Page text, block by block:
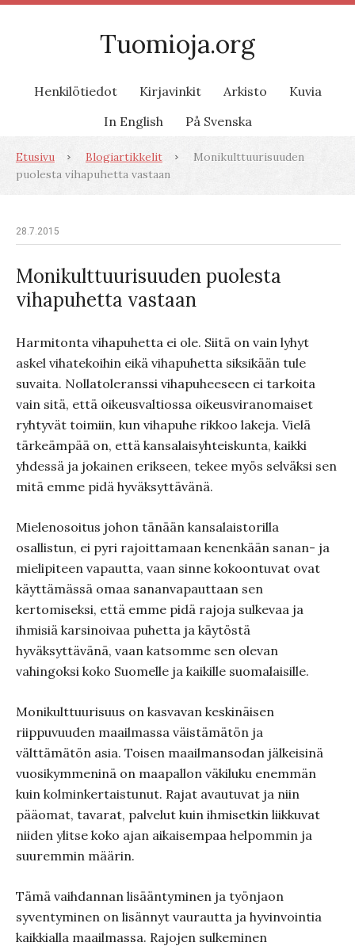
Tuomioja.org
Henkilötiedot Kirjavinkit Arkisto
Kuvia
In English
På Svenska
Etusivu Blogiartikkelit
Monikulttuurisuuden
puolesta vihapuhetta vastaan
28.7.2015
Monikulttuurisuuden puolesta
vihapuhetta vastaan
Harmitonta vihapuhetta ei ole. Siitä on vain lyhyt
askel vihatekoihin eikä vihapuhetta siksikään tule
suvaita. Nollatoleranssi vihapuheeseen ei tarkoita
vain sitä, että oikeusvaltiossa oikeusviranomaiset
ryhtyvät toimiin, kun vihapuhe rikkoo lakeja. Vielä
tärkeämpää on, että kansalaisyhteiskunta, kaikki
yhdessä ja jokainen erikseen, tekee myös selväksi sen
mitä emme pidä hyväksyttävänä.
Mielenosoitus johon tänään kansalaistorilla
osallistun, ei pyri rajoittamaan kenenkään sanan- ja
mielipiteen vapautta, vaan sinne kokoontuvat ovat
käyttämässä omaa sananvapauttaan sen
kertomiseksi, että emme pidä rajoja sulkevaa ja
ihmisiä karsinoivaa puhetta ja käytöstä
hyväksyttävänä, vaan katsomme sen olevan
vahingoksi koko Suomelle ja kaikille suomalaisille.
Monikulttuurisuus on kasvavan keskinäisen
riippuvuuden maailmassa väistämätön ja
välttämätön asia. Toisen maailmansodan jälkeisinä
vuosikymmeninä on maapallon väkiluku enemmän
kuin kolminkertaistunut. Rajat avautuvat ja niin
pääomat, tavarat, palvelut kuin ihmisetkin liikkuvat
niiden ylitse koko ajan aikaisempaa helpommin ja
suuremmin määrin.
Tämä vaihdannan lisääntyminen ja työnjaon
syventyminen on lisännyt vaurautta ja hyvinvointia
kaikkialla maailmassa. Rajojen sulkeminen